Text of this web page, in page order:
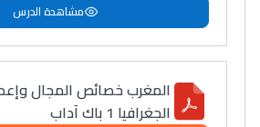
مشاهدة الدرس
المغرب خصائص المجال
الجغرافيا 1 باك آداب